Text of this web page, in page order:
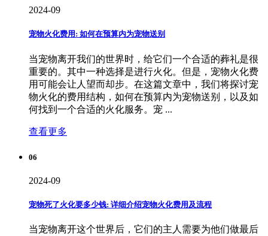
2024-09
宠物火化费用: 如何在预算内为宠物送别
当宠物离开我们的世界时，给它们一个合适的葬礼是很
重要的。其中一种选择是进行火化。但是，宠物火化费
用可能会让人望而却步。在这篇文章中，我们将探讨宠
物火化的费用结构，如何在预算内为宠物送别，以及如
何找到一个合适的火化服务。宠 ...
查看更多
06
2024-09
宠物死了火化要多少钱: 详细介绍宠物火化费用及流程
当宠物离开这个世界后，它们的主人需要为他们做最后